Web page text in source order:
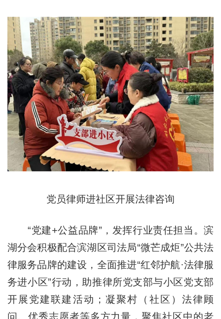
党员律师进社区开展法律咨询
“党建+公益品牌”，发挥行业责任担当。滨
湖分会积极配合滨湖区司法局“微芒成炬”公共法
律服务品牌的建设，全面推进“红邻护航·法律服
务进小区”行动，助推律所党支部与小区党支部
开展党建联建活动；凝聚村（社区）法律顾
问、优秀志愿者等多方力量，聚焦社区中的老